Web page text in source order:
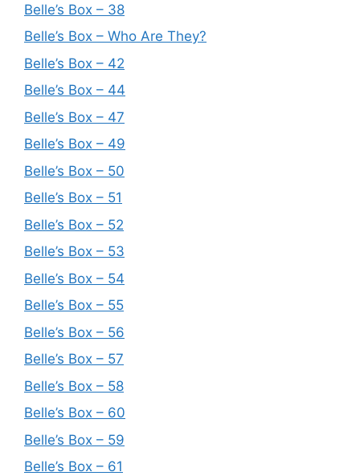
Belle’s Box – 38
Belle’s Box – Who Are They?
Belle’s Box – 42
Belle’s Box – 44
Belle’s Box – 47
Belle’s Box – 49
Belle’s Box – 50
Belle’s Box – 51
Belle’s Box – 52
Belle’s Box – 53
Belle’s Box – 54
Belle’s Box – 55
Belle’s Box – 56
Belle’s Box – 57
Belle’s Box – 58
Belle’s Box – 60
Belle’s Box – 59
Belle’s Box – 61